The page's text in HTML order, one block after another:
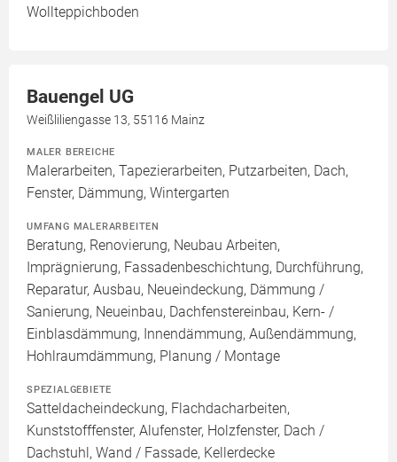
Wollteppichboden
Bauengel UG
Weißliliengasse 13, 55116 Mainz
MALER BEREICHE
Malerarbeiten, Tapezierarbeiten, Putzarbeiten, Dach,
Fenster, Dämmung, Wintergarten
UMFANG MALERARBEITEN
Beratung, Renovierung, Neubau Arbeiten,
Imprägnierung, Fassadenbeschichtung, Durchführung,
Reparatur, Ausbau, Neueindeckung, Dämmung /
Sanierung, Neueinbau, Dachfenstereinbau, Kern- /
Einblasdämmung, Innendämmung, Außendämmung,
Hohlraumdämmung, Planung / Montage
SPEZIALGEBIETE
Satteldacheindeckung, Flachdacharbeiten,
Kunststofffenster, Alufenster, Holzfenster, Dach /
Dachstuhl, Wand / Fassade, Kellerdecke